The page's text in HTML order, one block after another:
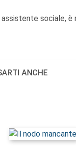
assistente sociale, è
ANCHE